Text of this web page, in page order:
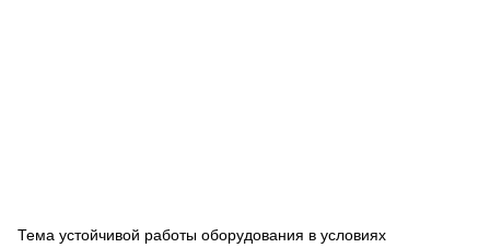
Тема устойчивой работы оборудования в условиях